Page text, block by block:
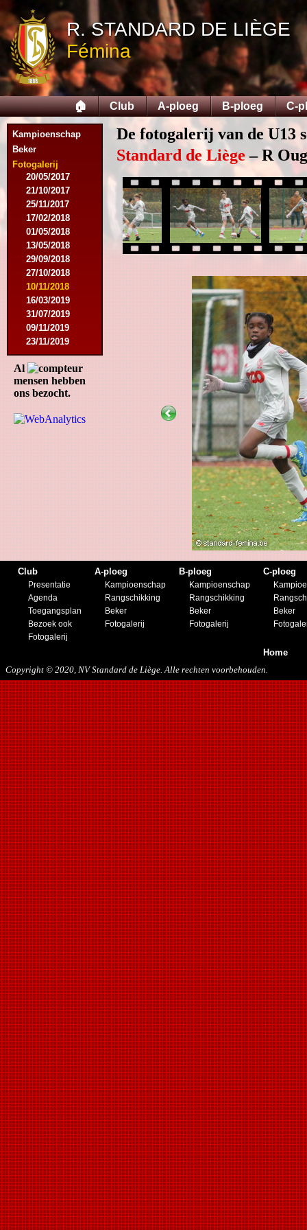
R. STANDARD DE LIÈGE
Fémina
🏠 Club A-ploeg B-ploeg C-
Kampioenschap
Beker
Fotogalerij
12/09/2015
26/09/2015
03/10/2015
28/11/2015
09/03/2016
09/04/2016
13/04/2016
16/05/2016
09/08/2016
08/10/2016
01/03/2017
06/05/2017
20/05/2017
21/10/2017
25/11/2017
17/02/2018
01/05/2018
13/05/2018
29/09/2018
27/10/2018
10/11/2018
16/03/2019
31/07/2019
09/11/2019
23/11/2019
Al
mensen hebben
ons bezocht.
De fotogalerij van de U13
Standard de Liège– R
Club
Presentatie
Agenda
Toegangsplan
Bezoek ook
Fotogalerij
A-ploeg
Kampioenschap
Rangschikking
Beker
Fotogalerij
B-ploeg
Kampioenschap
Rangschikking
Beker
Fotogalerij
C-ploeg
Beker
Home
Copyright © 2020, NV Standard de Liège. Alle rechten voorbehouden.